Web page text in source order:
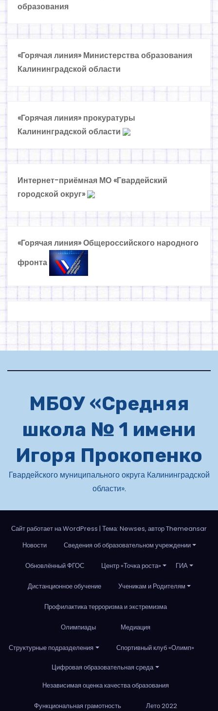
образования
«Горячая линия» Министерства образования
Калининградской области
«Горячая линия» прокуратуры
Калининградской области
Интернет-приёмная МО «Гвардейский
городской округ»
«Горячая линия» Общероссийского народного
фронта
МБОУ «Средняя
школа № 1 имени
Игоря Прокопенко
Гвардейского муниципального округа Калининградской
области».
Сайт работает на WordPress | Тема: Newses, автор Themeansar
Новости
Сведения об образовательном учреждении
Обновлённый ФГОС Центр «Точка роста» ГИА
Дистанционное обучение Ученикам и Родителям
Профилактика терроризма и экстремизма
Олимпиады Медиация
Структурные подразделения Спортивный клуб «Олимп»
Цифровая образовательная среда
Независимая оценка качества образования
Функциональная грамотность Лето 2022